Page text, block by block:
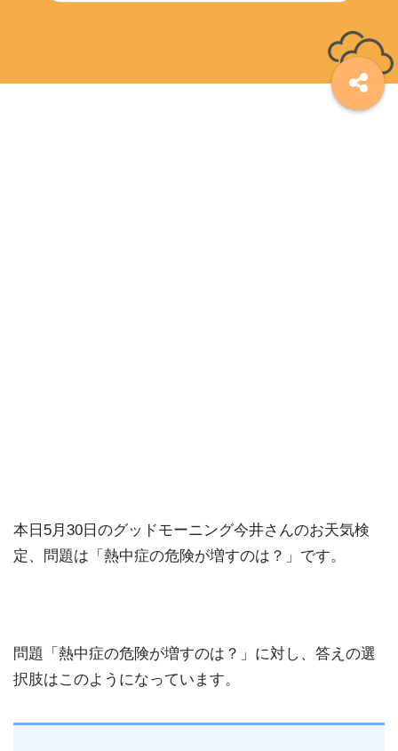
本日5月30日のグッドモーニング今井さんのお天気検
定、問題は「熱中症の危険が増すのは？」です。
問題「熱中症の危険が増すのは？」に対し、答えの選
択肢はこのようになっています。